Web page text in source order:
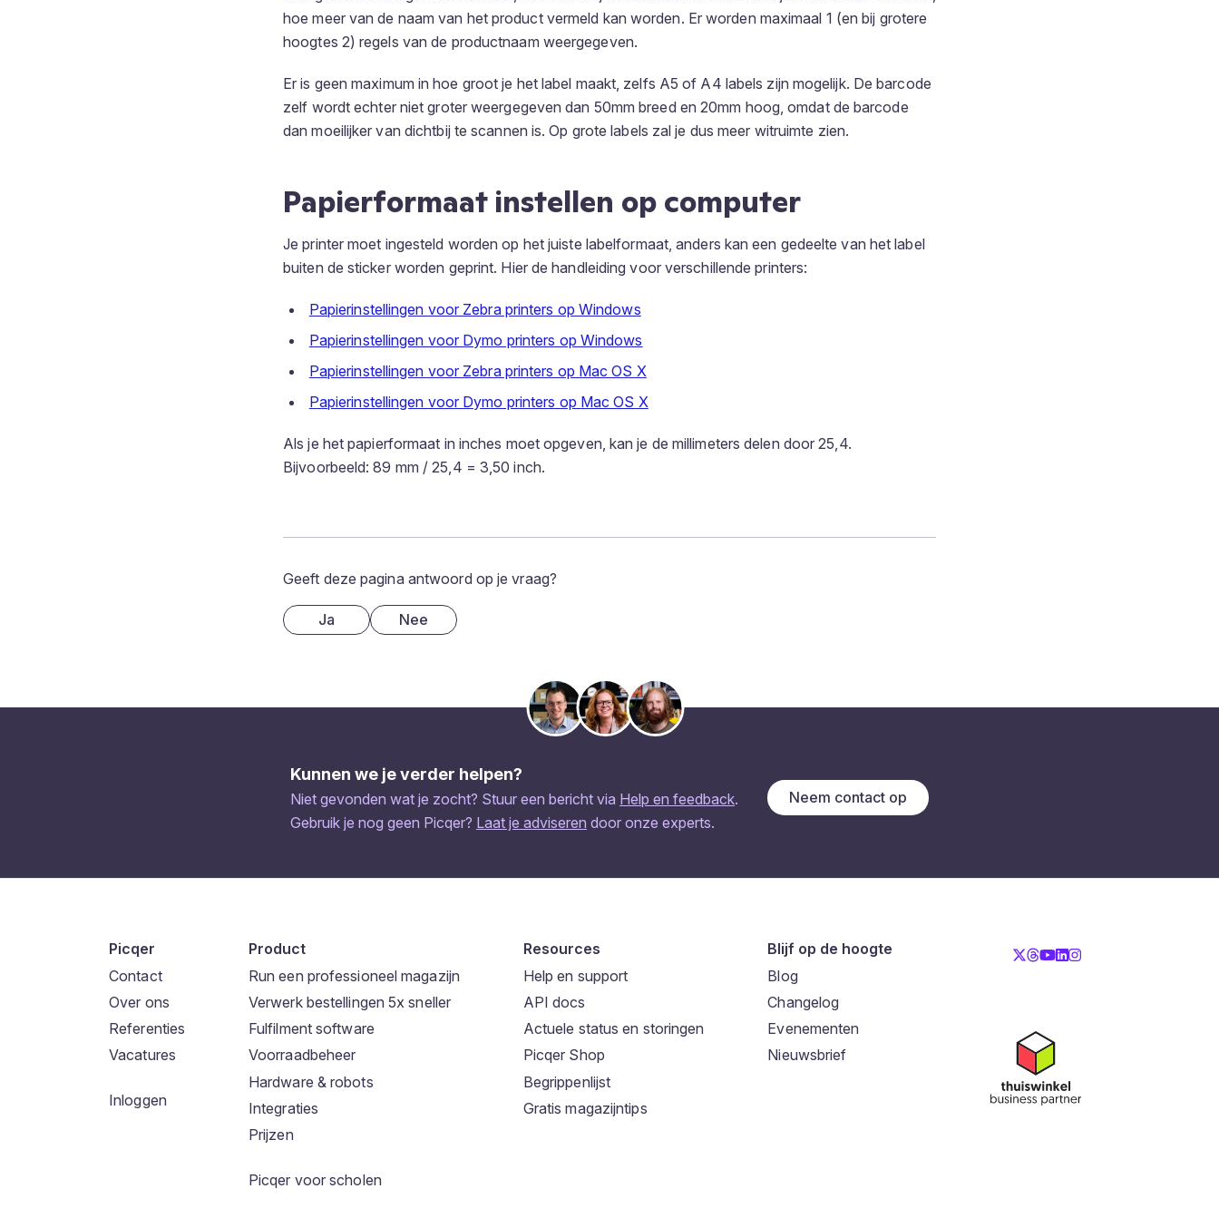
hoe meer van de naam van het product vermeld kan worden. Er worden maximaal 1 (en bij grotere
hoogtes 2) regels van de productnaam weergegeven.
Er is geen maximum in hoe groot je het label maakt, zelfs A5 of A4 labels zijn mogelijk. De barcode
zelf wordt echter niet groter weergegeven dan 50mm breed en 20mm hoog, omdat de barcode
dan moeilijker van dichtbij te scannen is. Op grote labels zal je dus meer witruimte zien.
Papierformaat instellen op computer
Je printer moet ingesteld worden op het juiste labelformaat, anders kan een gedeelte van het label
buiten de sticker worden geprint. Hier de handleiding voor verschillende printers:
Papierinstellingen voor Zebra printers op Windows
Papierinstellingen voor Dymo printers op Windows
Papierinstellingen voor Zebra printers op Mac OS X
Papierinstellingen voor Dymo printers op Mac OS X
Als je het papierformaat in inches moet opgeven, kan je de millimeters delen door 25,4.
Bijvoorbeeld: 89 mm / 25,4 = 3,50 inch.
Geeft deze pagina antwoord op je vraag?
Ja Nee
Kunnen we je verder helpen?
Niet gevonden wat je zocht? Stuur een bericht via Help en feedback.
Gebruik je nog geen Picqer? Laat je adviseren door onze experts.
Neem contact op
Picqer
Contact
Over ons
Referenties
Vacatures
Inloggen
Product
Run een professioneel magazijn
Verwerk bestellingen 5x sneller
Fulfilment software
Voorraadbeheer
Hardware & robots
Integraties
Prijzen
Picqer voor scholen
Resources
Help en support
API docs
Actuele status en storingen
Picqer Shop
Begrippenlijst
Gratis magazijntips
Blijf op de hoogte
Blog
Changelog
Evenementen
Nieuwsbrief